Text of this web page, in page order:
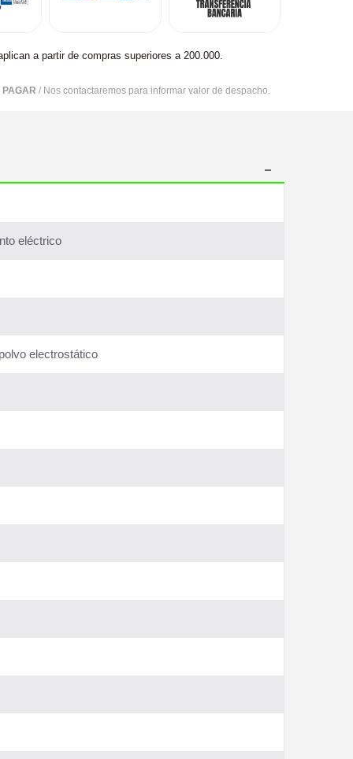
a partir de compras superiores a 200.000.
PAGAR / Nos contactaremos para informar valor de despacho.
eléctrico
electrostático